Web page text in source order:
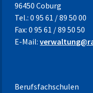
96450 Coburg
Tel.: 0 95 61 / 89 50 00
Fax: 0 95 61 / 89 50 50
E-Mail:
Berufsfachschulen